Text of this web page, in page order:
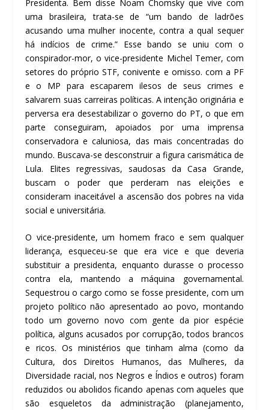
Presidenta. Bem disse Noam Chomsky que vive com
uma brasileira, trata-se de “um bando de ladrões
acusando uma mulher inocente, contra a qual sequer
há indícios de crime.” Esse bando se uniu com o
conspirador-mor, o vice-presidente Michel Temer, com
setores do próprio STF, conivente e omisso. com a PF
e o MP para escaparem ilesos de seus crimes e
salvarem suas carreiras políticas. A intenção originária e
perversa era desestabilizar o governo do PT, o que em
parte conseguiram, apoiados por uma imprensa
conservadora e caluniosa, das mais concentradas do
mundo. Buscava-se desconstruir a figura carismática de
Lula. Elites regressivas, saudosas da Casa Grande,
buscam o poder que perderam nas eleições e
consideram inaceitável a ascensão dos pobres na vida
social e universitária.
O vice-presidente, um homem fraco e sem qualquer
liderança, esqueceu-se que era vice e que deveria
substituir a presidenta, enquanto durasse o processo
contra ela, mantendo a máquina governamental.
Sequestrou o cargo como se fosse presidente, com um
projeto político não apresentado ao povo, montando
todo um governo novo com gente da pior espécie
política, alguns acusados por corrupção, todos brancos
e ricos. Os ministérios que tinham alma (como da
Cultura, dos Direitos Humanos, das Mulheres, da
Diversidade racial, nos Negros e Índios e outros) foram
reduzidos ou abolidos ficando apenas com aqueles que
são esqueletos da administração (planejamento,